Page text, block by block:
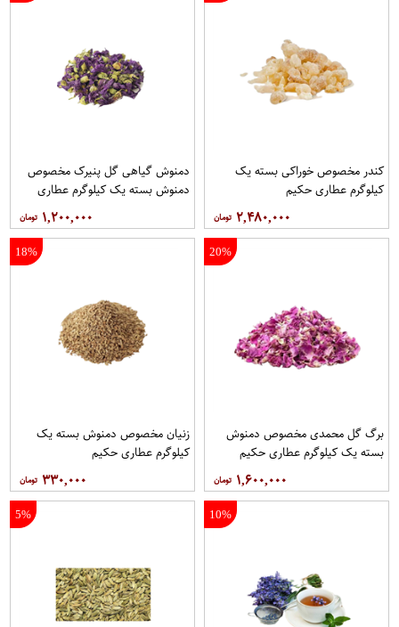
کندر مخصوص خوراکی بسته یک
کیلوگرم عطاری حکیم
۲,۴۸۰,۰۰۰
دمنوش گیاهی گل پنیرک مخصوص
دمنوش بسته یک کیلوگرم عطاری
۱,۲۰۰,۰۰۰
20%
برگ گل محمدی مخصوص دمنوش
بسته یک کیلوگرم عطاری حکیم
۱,۶۰۰,۰۰۰
18%
زنیان مخصوص دمنوش بسته یک
کیلوگرم عطاری حکیم
۳۳۰,۰۰۰
10%
5%